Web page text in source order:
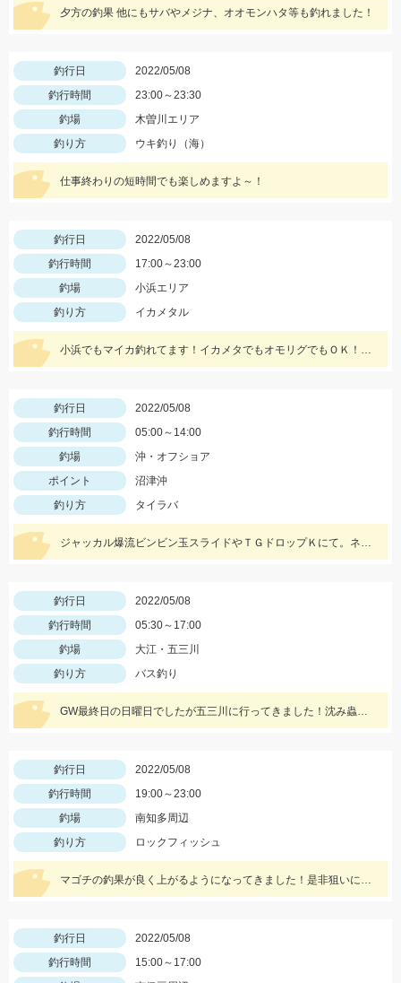
夕方の釣果 他にもサバやメジナ、オオモンハタ等も釣れました！
釣行日
2022/05/08
釣行時間
23:00～23:30
釣場
木曽川エリア
釣り方
ウキ釣り（海）
仕事終わりの短時間でも楽しめますよ～！
釣行日
2022/05/08
釣行時間
17:00～23:00
釣場
小浜エリア
釣り方
イカメタル
小浜でもマイカ釣れてます！イカメタでもオモリグでもＯＫ！２０号前後用意していきましょう
釣行日
2022/05/08
釣行時間
05:00～14:00
釣場
沖・オフショア
ポイント
沼津沖
釣り方
タイラバ
ジャッカル爆流ビンビン玉スライドやＴＧドロップＫにて。ネクタイのカラーは黒やチャートです！
釣行日
2022/05/08
釣行時間
05:30～17:00
釣場
大江・五三川
釣り方
バス釣り
GW最終日の日曜日でしたが五三川に行ってきました！沈み蟲の1.8が高反応でした！沈み蟲1.8のズル引きで釣果を出せてオフセットフックなので根掛かりも少なくてオススメですよ！
釣行日
2022/05/08
釣行時間
19:00～23:00
釣場
南知多周辺
釣り方
ロックフィッシュ
マゴチの釣果が良く上がるようになってきました！是非狙いに行きましょう♪
釣行日
2022/05/08
釣行時間
15:00～17:00